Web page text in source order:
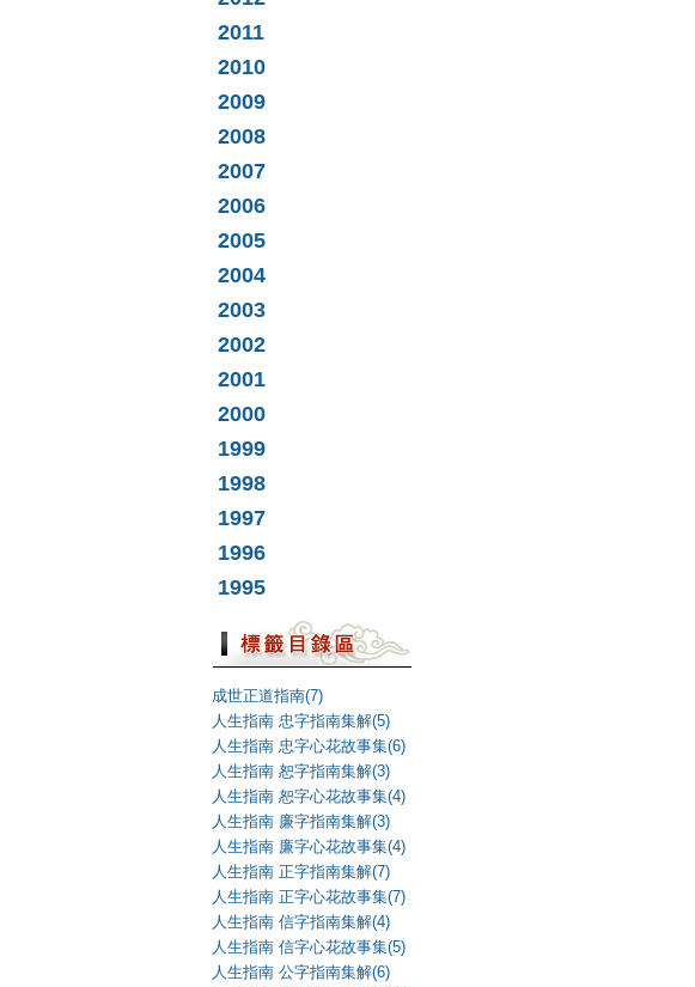
2011
2010
2009
2008
2007
2006
2005
2004
2003
2002
2001
2000
1999
1998
1997
1996
1995
成世正道指南(7)
人生指南 忠字指南集解(5)
人生指南 忠字心花故事集(6)
人生指南 恕字指南集解(3)
人生指南 恕字心花故事集(4)
人生指南 廉字指南集解(3)
人生指南 廉字心花故事集(4)
人生指南 正字指南集解(7)
人生指南 正字心花故事集(7)
人生指南 信字指南集解(4)
人生指南 信字心花故事集(5)
人生指南 公字指南集解(6)